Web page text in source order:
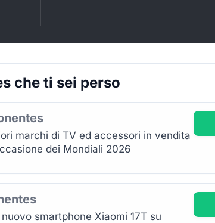
che ti sei perso
marchi di TV ed accessori in vendita
dei Mondiali 2026
smartphone Xiaomi 17T su